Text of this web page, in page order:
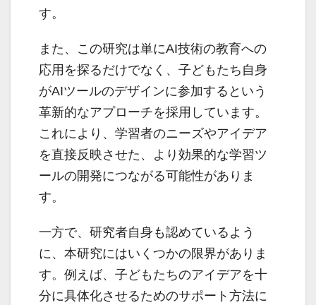
す。
また、この研究は単にAI技術の教育への
応用を探るだけでなく、子どもたち自身
がAIツールのデザインに参加するという
革新的なアプローチを採用しています。
これにより、学習者のニーズやアイデア
を直接反映させた、より効果的な学習ツ
ールの開発につながる可能性がありま
す。
一方で、研究者自身も認めているよう
に、本研究にはいくつかの限界がありま
す。例えば、子どもたちのアイデアを十
分に具体化させるためのサポート方法に